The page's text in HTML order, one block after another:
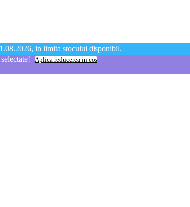
in limita stocului disponibil.
Aplica reducerea in cos